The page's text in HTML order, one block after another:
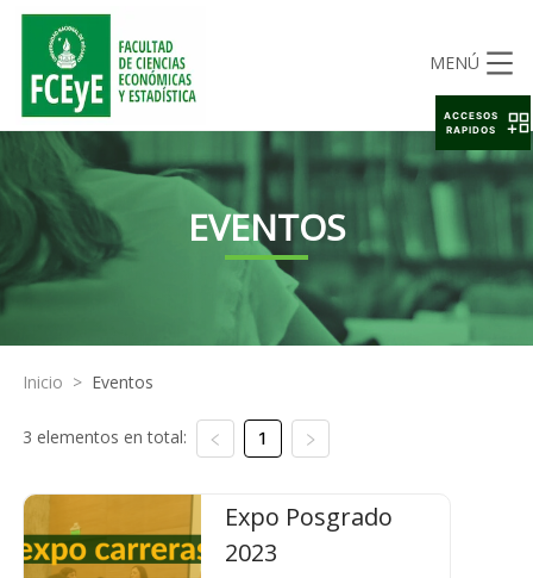
MENÚ
EVENTOS
Inicio > Eventos
3 elementos en total: 1
Expo Posgrado
2023
ACCESOS
RAPIDOS